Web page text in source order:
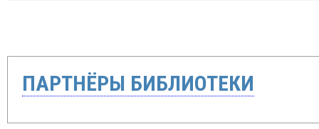
ПАРТНЁРЫ БИБЛИОТЕКИ